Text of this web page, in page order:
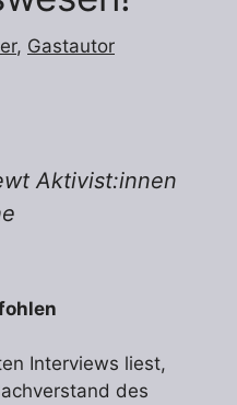
, Gastautor
Aktivist:innen
Interviews liest,
des